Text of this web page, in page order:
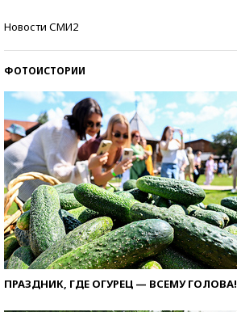
Новости СМИ2
ФОТОИСТОРИИ
ПРАЗДНИК, ГДЕ ОГУРЕЦ — ВСЕМУ ГОЛОВА!